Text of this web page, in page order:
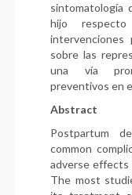
sintomatología
hijo
intervenciones
sobre las
una vía
preventivos en
Abstract
Postpartum
common
adverse
The most